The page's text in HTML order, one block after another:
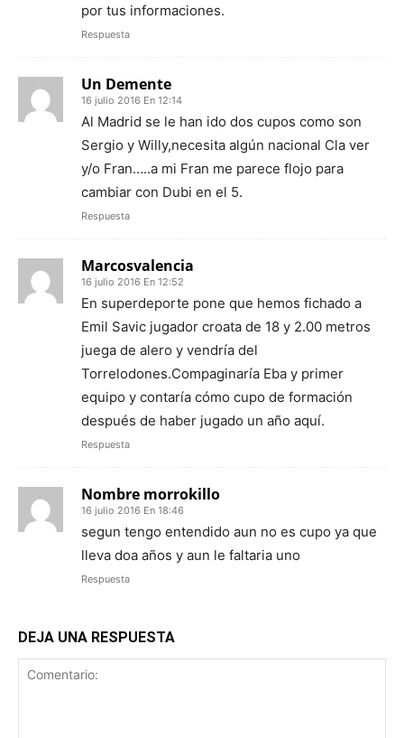
por tus informaciones.
Respuesta
Un Demente
16 julio 2016 En 12:14
Al Madrid se le han ido dos cupos como son
Sergio y Willy,necesita algún nacional Cla ver
y/o Fran…..a mi Fran me parece flojo para
cambiar con Dubi en el 5.
Respuesta
Marcosvalencia
16 julio 2016 En 12:52
En superdeporte pone que hemos fichado a
Emil Savic jugador croata de 18 y 2.00 metros
juega de alero y vendría del
Torrelodones.Compaginaría Eba y primer
equipo y contaría cómo cupo de formación
después de haber jugado un año aquí.
Respuesta
Nombre morrokillo
16 julio 2016 En 18:46
segun tengo entendido aun no es cupo ya que
lleva doa años y aun le faltaria uno
Respuesta
DEJA UNA RESPUESTA